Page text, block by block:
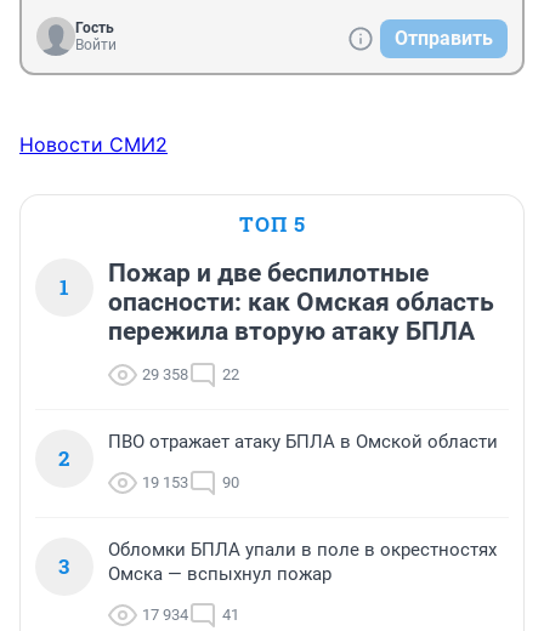
Гость
Войти
Отправить
Новости СМИ2
ТОП 5
1
Пожар и две беспилотные
опасности: как Омская область
пережила вторую атаку БПЛА
29 358 22
2
ПВО отражает атаку БПЛА в Омской области
19 153 90
3
Обломки БПЛА упали в поле в окрестностях
Омска — вспыхнул пожар
17 934 41